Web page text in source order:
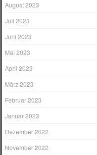
August 2023
Juli 2023
Juni 2023
Mai 2023
April 2023
März 2023
Februar 2023
Januar 2023
Dezember 2022
November 2022